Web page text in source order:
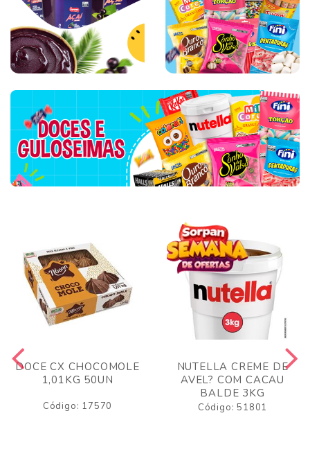
DOCE CX CHOCOMOLE
1,01KG 50UN
Código: 17570
NUTELLA CREME DE
AVEL? COM CACAU
BALDE 3KG
Código: 51801